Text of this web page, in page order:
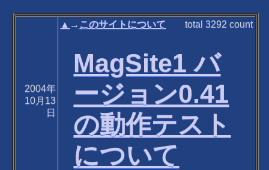
2004年
10月13
日
▲ → このサイトについて total3292 count
MagSite1 バ
ージョン0.41
の動作テスト
について